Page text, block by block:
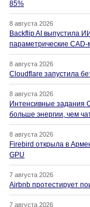
85%
8 августа 2026
Backflip AI выпустила
параметрические
8 августа 2026
Cloudflare запустила
8 августа 2026
Интенсивные задания
больше энергии, чем
8 августа 2026
Firebird открыла в
GPU
7 августа 2026
Airbnb протестирует
7 августа 2026